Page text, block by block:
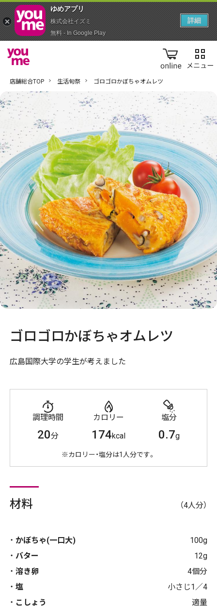
online
店舗総合TOP 生活旬祭 ゴロゴロかぼちゃオムレツ
ゴロゴロかぼちゃオムレツ
広島国際大学の学生が考えました
調理時間
20分
カロリー
174kcal
塩分
0.7g
※カロリー・塩分は1人分です。
材料 （4人分）
かぼちゃ(一口大)
100g
バター
12g
溶き卵
4個分
塩
小さじ1／4
こしょう
適量
ゆめアプ‪リ‬
株式会社イズミ
無料 - In Google Play
詳細